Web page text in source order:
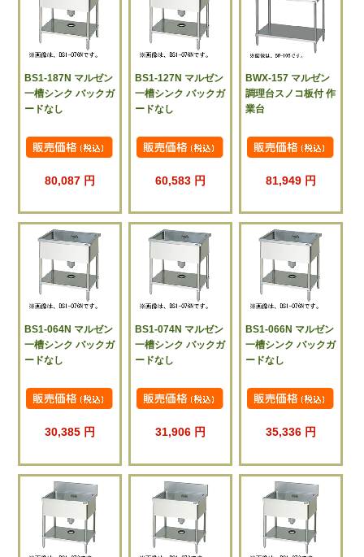
BS1-187N マルゼン
一槽シンク バックガ
ードなし
80,087 円
BS1-127N マルゼン
一槽シンク バックガ
ードなし
60,583 円
BWX-157 マルゼン
調理台スノコ板付 作
業台
81,949 円
BS1-064N マルゼン
一槽シンク バックガ
ードなし
30,385 円
BS1-074N マルゼン
一槽シンク バックガ
ードなし
31,906 円
BS1-066N マルゼン
一槽シンク バックガ
ードなし
35,336 円